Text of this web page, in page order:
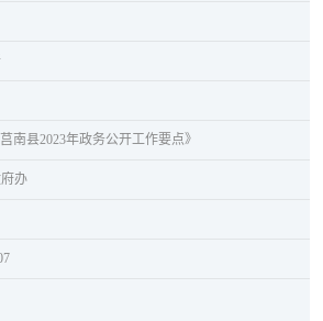
南县2023年政务公开工作要点》
办